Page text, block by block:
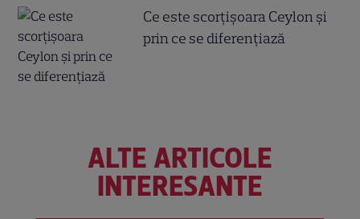
Ce este scorțișoara Ceylon și
prin ce se diferențiază
ALTE ARTICOLE
INTERESANTE